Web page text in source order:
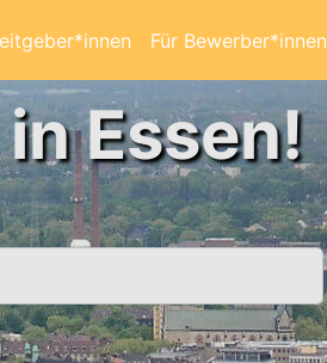
Für Bewerber*innen
Essen!